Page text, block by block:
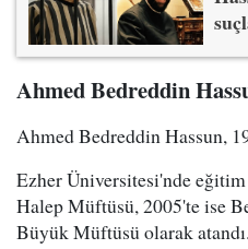
Ahmed Bedreddin
Ahmed Bedreddin Hassun,
Ezher Üniversitesi'nde
Halep Müftüsü, 2005'te ise
Büyük Müftüsü olarak atandı.